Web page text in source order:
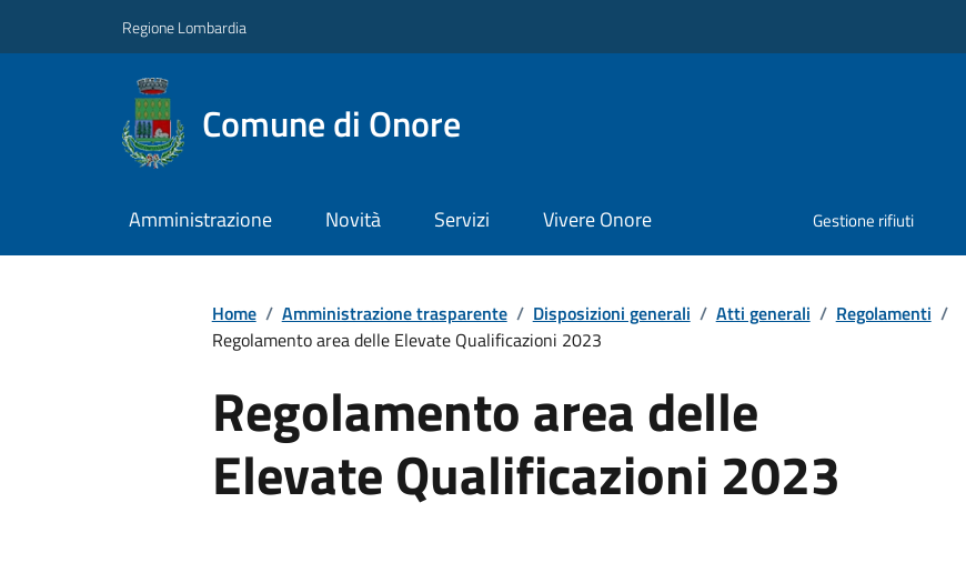
Regione Lombardia
Comune di Onore
Amministrazione Novità Servizi Vivere Onore Gestione rifiuti
Home / Amministrazione trasparente / Disposizioni generali / Atti generali / Regolamenti /
Regolamento area delle Elevate Qualificazioni 2023
Regolamento area delle
Elevate Qualificazioni 2023